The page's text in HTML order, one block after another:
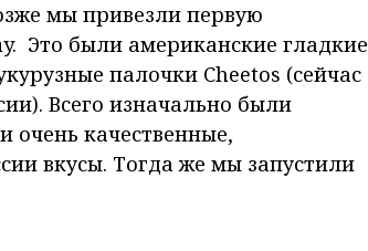
мы привезли первую
Это были американские гладкие
палочки Cheetos (сейчас
Всего изначально были
очень качественные,
вкусы. Тогда же мы запустили